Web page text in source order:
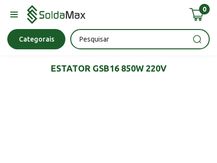
0
Categorais
Bateria Chave Impacto Esmerilhadeira
ESTATOR GSB16 850W 220V